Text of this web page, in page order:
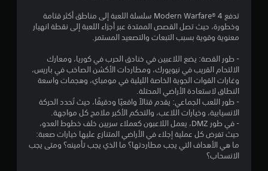
تدفع Modern Warfare® 4 سلسلة اللعبة إلى مناطق أكثر قتامة
وخطورة، حيث تصل القصص الممتدة عبر أجزاء اللعبة إلى نقطة انهيار
معنوية وقوية بسبب التبعات والتصعيد المستمر.
- طور القصة: يضع اللاعبين في خنادق الحرب في كوريا، ومعارك
الالتحام القريب في نيويورك، ومطاردات الأكشن الصاخب في باريس،
وغارات القوات الجوية الخاصة الليلية في مومباي، وهجمات واسعة
النطاق لاستعادة الأراضي المحتلة.
- طور اللعب الجماعي: يقدم قتالاً واقعيًا ودقيقًا، حيث تُحدد الحركة
الانسيابية، وخيارات اللاعب، والتحكم الأكبر ملامح كل مواجهة.
- في طور DMZ، يعمل اللاعبون كعملاء سريين خلف خطوط العدو،
حيث تفرض كل عملية إجلاء في الأراضي المتنازع عليها خيارات صعبة:
ما هي الأهداف التي يجب مطاردتها؟ ما الذي يجب تأمينه؟ ومتى يجب
الانسحاب؟